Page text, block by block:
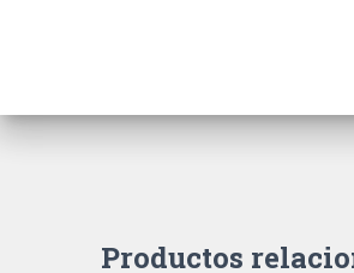
Productos